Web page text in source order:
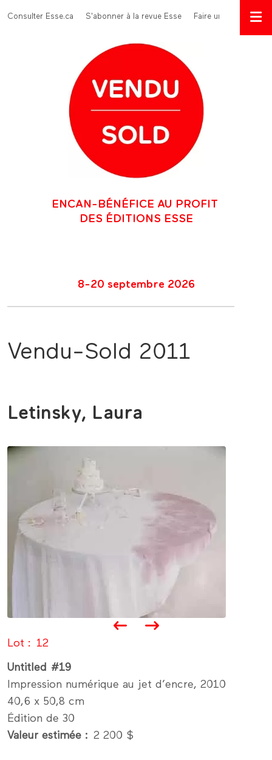
Menu Top
Consulter Esse.ca S'abonner à la revue Esse Faire un don
ENCAN-BÉNÉFICE AU PROFIT
DES ÉDITIONS ESSE
8-20 septembre 2026
Vendu-Sold 2011
Letinsky, Laura
Lot 12
Untitled #19
Impression numérique au jet d’encre, 2010
40,6 x 50,8 cm
Édition de 30
Valeur estimée
2 200 $